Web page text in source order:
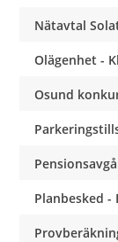
Nätavtal
Olägenhet -
Osund
Planbesked -